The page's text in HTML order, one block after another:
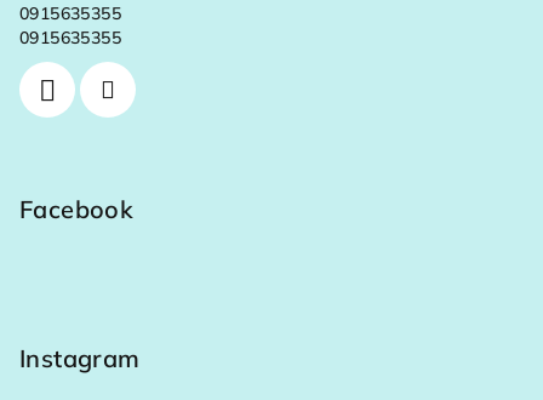
0915635355
0915635355
Facebook
Instagram